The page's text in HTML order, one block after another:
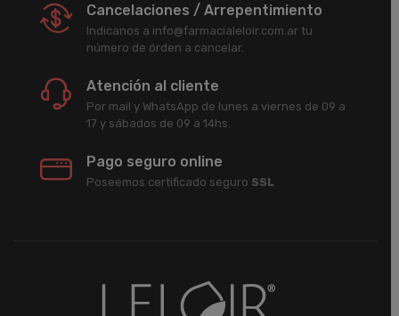
Cancelaciones / Arrepentimiento
Indicanos a info@farmacialeloir.com.ar tu
número de órden a cancelar.
Atención al cliente
Por mail y WhatsApp de lunes a viernes de 09 a
17 y sábados de 09 a 14hs.
Pago seguro online
Poseemos certificado seguro SSL